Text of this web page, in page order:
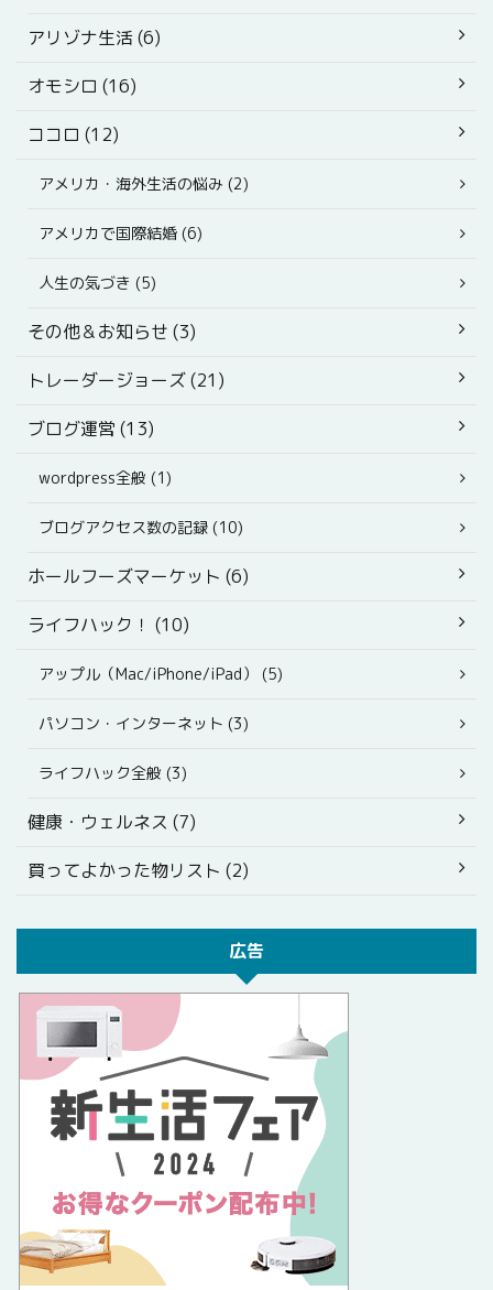
アリゾナ生活 (6)
オモシロ (16)
ココロ (12)
アメリカ・海外生活の悩み (2)
アメリカで国際結婚 (6)
人生の気づき (5)
その他＆お知らせ (3)
トレーダージョーズ (21)
ブログ運営 (13)
wordpress全般 (1)
ブログアクセス数の記録 (10)
ホールフーズマーケット (6)
ライフハック！ (10)
アップル（Mac/iPhone/iPad） (5)
パソコン・インターネット (3)
ライフハック全般 (3)
健康・ウェルネス (7)
買ってよかった物リスト (2)
広告